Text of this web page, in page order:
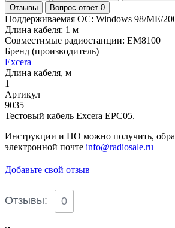
Отзывы
Вопрос-ответ 0
Поддерживаемая ОС: Windows 98/ME/
Длина кабеля: 1 м
Совместимые радиостанции: EM8100
Бренд (производитель)
Excera
Длина кабеля, м
1
Артикул
9035
Тестовый кабель Excera EPC05.
Инструкции и ПО можно получить,
электронной почте info@radiosale.ru
Добавьте свой отзыв
Отзывы: 0